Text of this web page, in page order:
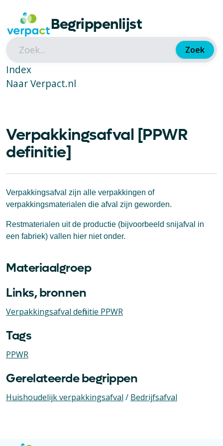
Begrippenlijst
Zoek
Index
Naar Verpact.nl
Verpakkingsafval [PPWR
definitie]
Verpakkingsafval zijn alle verpakkingen of
verpakkingsmaterialen die afval zijn geworden.
Restmaterialen uit de productie (bijvoorbeeld snijafval in
een fabriek) vallen hier niet onder.
Materiaalgroep
Links, bronnen
Verpakkingsafval definitie PPWR
Tags
PPWR
Gerelateerde begrippen
Huishoudelijk verpakkingsafval / Bedrijfsafval